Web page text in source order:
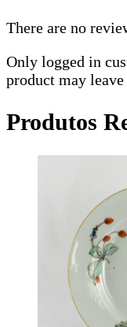
There are no
Only logged in
product may
Produtos